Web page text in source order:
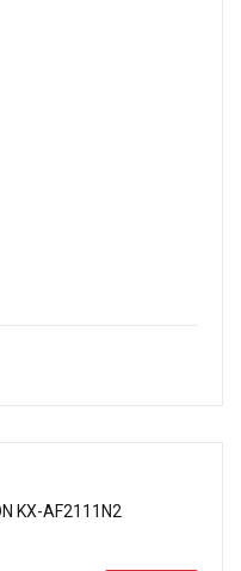
KX-AF2111N2